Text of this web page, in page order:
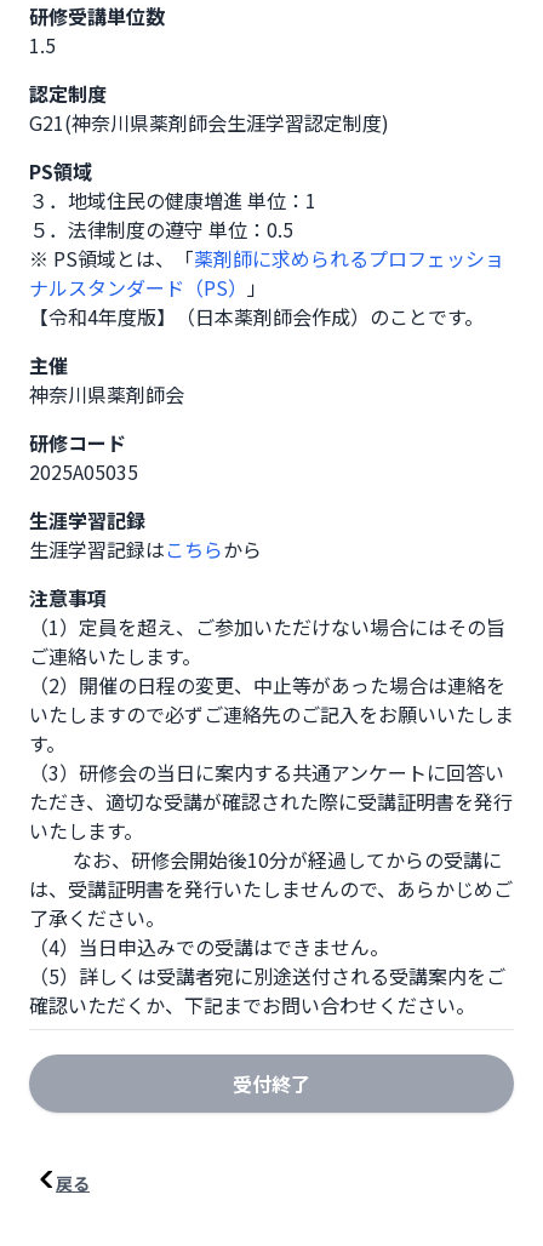
研修受講単位数
1.5
認定制度
G21(神奈川県薬剤師会生涯学習認定制度)
PS領域
３．地域住民の健康増進 単位：1
５．法律制度の遵守 単位：0.5
※ PS領域とは、「薬剤師に求められるプロフェッショ
ナルスタンダード（PS） 」
【令和4年度版】（日本薬剤師会作成）のことです。
主催
神奈川県薬剤師会
研修コード
2025A05035
生涯学習記録
生涯学習記録はこちらから
注意事項
（1）定員を超え、ご参加いただけない場合にはその旨
ご連絡いたします。
（2）開催の日程の変更、中止等があった場合は連絡を
いたしますので必ずご連絡先のご記入をお願いいたしま
す。
（3）研修会の当日に案内する共通アンケートに回答い
ただき、適切な受講が確認された際に受講証明書を発行
いたします。
は、受講証明書を発行いたしませんので、あらかじめご
了承ください。
（4）当日申込みでの受講はできません。
（5）詳しくは受講者宛に別途送付される受講案内をご
確認いただくか、下記までお問い合わせください。
受付終了
戻る